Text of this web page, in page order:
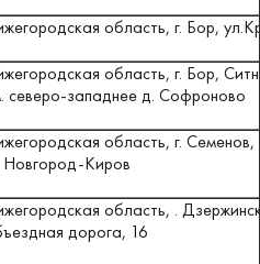
область, г. Бор,
область, г. Бор,
северо-западнее д. Софроново
область, г.
Новгород-Киров
область, .
дорога, 16